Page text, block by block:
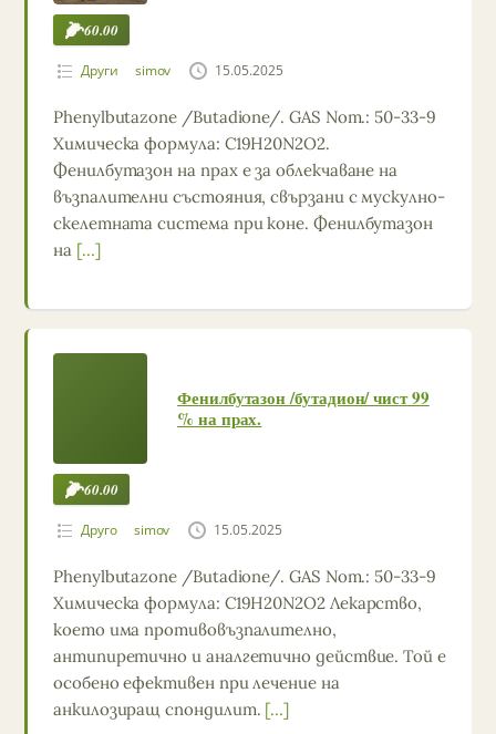
60.00
Други simov 15.05.2025
Phenylbutazone /Butadione/. GAS Nom.: 50-33-9
Химическа формула: C19H20N2O2.
Фенилбутазон на прах е за облекчаване на
възпалителни състояния, свързани с мускулно-
скелетната система при коне. Фенилбутазон
на […]
60.00
Фенилбутазон /бутадион/ чист 99
% на прах.
Друго simov 15.05.2025
Phenylbutazone /Butadione/. GAS Nom.: 50-33-9
Химическа формула: C19H20N2O2 Лекарство,
което има противовъзпалително,
антипиретично и аналгетично действие. Той е
особено ефективен при лечение на
анкилозиращ спондилит. […]